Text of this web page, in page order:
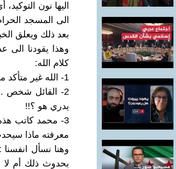
اليها نون
الى المسجد
بعد ذلك ويعلق
وهذا يقودنا الى
كلام الله:
1- الله غير متأكد من علمه ومتشكك لذلك قال إن شاء الله .
2- القائل شخص
يدري هو ؟!!
3- محمد كاتب هذه
معرفته ماذا
وهنا نسأل
بحدوث ذلك أم لا